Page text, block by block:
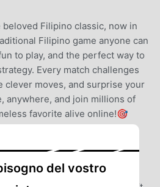
beloved Filipino classic, now in
Filipino game anyone can
to play, and the perfect way to
Every match challenges
clever moves, and surprise your
anywhere, and join millions of
favorite alive online!🎯
better with every round.
the classic Pusoy style to
your opponents and
Rewards & SupportPlay every
del vostro